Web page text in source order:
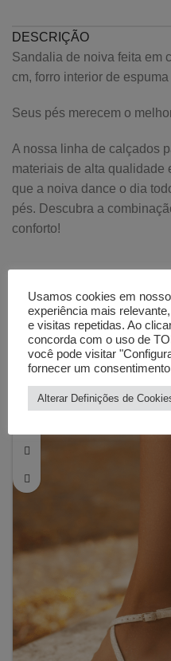
DESCRIÇÃO
Sandalia de noiva feita em
cm, forro interior de
Seus pés merecem o
A nossa linha de calçados
materiais de alta qualidade
que a noiva dance o dia
pés. Descubra a
conforto!
AVALIAÇÕES (0)
TAMBÉM PODE
Usamos cookies em
experiência mais
e visitas repetidas. Ao
concorda com o uso de
você pode visitar
fornecer um
Alterar Definições de